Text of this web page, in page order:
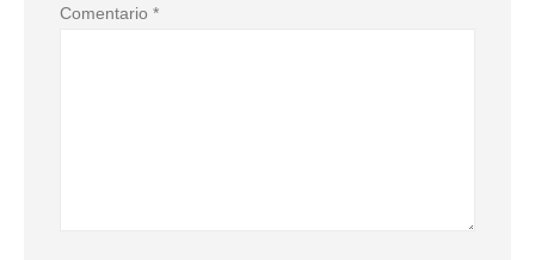
Comentario *